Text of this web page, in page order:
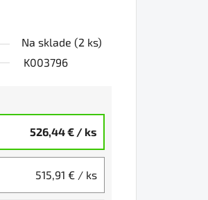
Na sklade (2 ks)
K003796
526,44 € / ks
515,91 € / ks